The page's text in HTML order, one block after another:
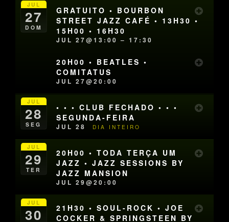
JUL
27
DOM
GRATUITO • BOURBON
STREET JAZZ CAFÉ • 13H30 •
15H00 • 16H30
JUL 27@13:00 – 17:30
20H00 • BEATLES •
COMITATUS
JUL 27@20:00
JUL
28
SEG
• • • CLUB FECHADO • • •
SEGUNDA-FEIRA
JUL 28 DIA INTEIRO
JUL
29
TER
20H00 • TODA TERÇA UM
JAZZ • JAZZ SESSIONS BY
JAZZ MANSION
JUL 29@20:00
JUL
30
21H30 • SOUL-ROCK • JOE
COCKER & SPRINGSTEEN BY